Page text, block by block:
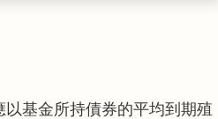
基金所持債券的平均到期殖